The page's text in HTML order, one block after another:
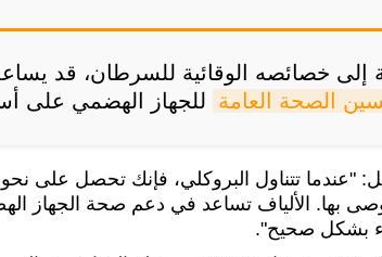
إلى خصائصه الوقائية للسرطان، قد
الصحة العامة للجهاز الهضمي على
بها. الألياف تساعد في دعم صحة الجهاز
بشكل صحيح".